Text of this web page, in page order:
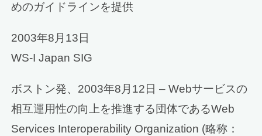
めのガイドラインを提供
2003年8月13日
WS-I Japan SIG
ボストン発、2003年8月12日 – Webサービスの
相互運用性の向上を推進する団体であるWeb
Services Interoperability Organization (略称：